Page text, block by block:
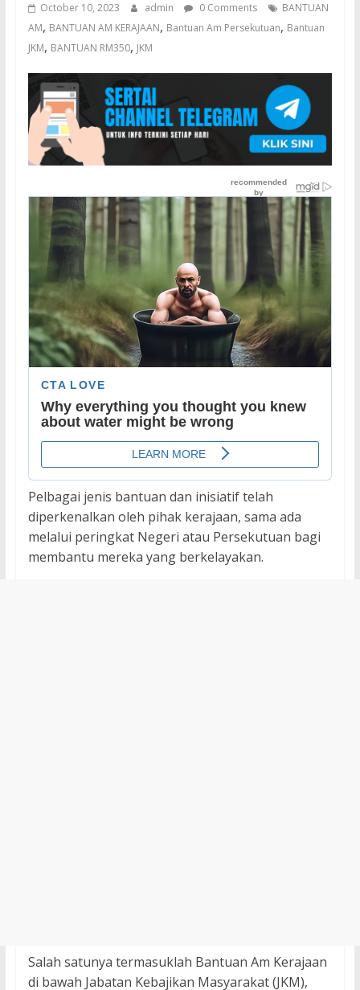
October 10, 2023 admin 0 Comments
BANTUAN
AM, BANTUAN AM KERAJAAN, Bantuan Am Persekutuan, Bantuan
JKM, BANTUAN RM350, JKM
Pelbagai jenis bantuan dan inisiatif telah
diperkenalkan oleh pihak kerajaan, sama ada
melalui peringkat Negeri atau Persekutuan bagi
membantu mereka yang berkelayakan.
Salah satunya termasuklah Bantuan Am Kerajaan
di bawah Jabatan Kebajikan Masyarakat (JKM),